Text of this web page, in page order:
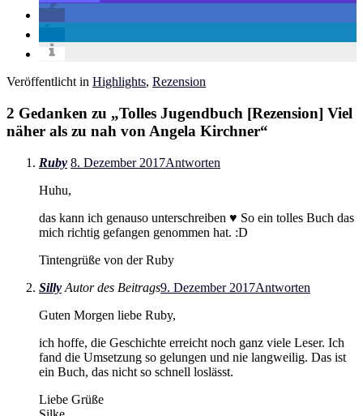
Veröffentlicht in Highlights, Rezension
2 Gedanken zu „Tolles Jugendbuch [Rezension] Viel
näher als zu nah von Angela Kirchner“
Ruby 8. Dezember 2017Antworten
Huhu,
das kann ich genauso unterschreiben ♥ So ein tolles Buch das
mich richtig gefangen genommen hat. :D
Tintengrüße von der Ruby
Silly Autor des Beitrags9. Dezember 2017Antworten
Guten Morgen liebe Ruby,
ich hoffe, die Geschichte erreicht noch ganz viele Leser. Ich
fand die Umsetzung so gelungen und nie langweilig. Das ist
ein Buch, das nicht so schnell loslässt.
Liebe Grüße